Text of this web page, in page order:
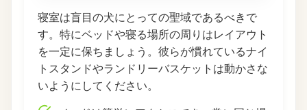
寝室は盲目の犬にとっての聖域であるべきで
す。特にベッドや寝る場所の周りはレイアウト
を一定に保ちましょう。彼らが慣れているナイ
トスタンドやランドリーバスケットは動かさな
いようにしてください。